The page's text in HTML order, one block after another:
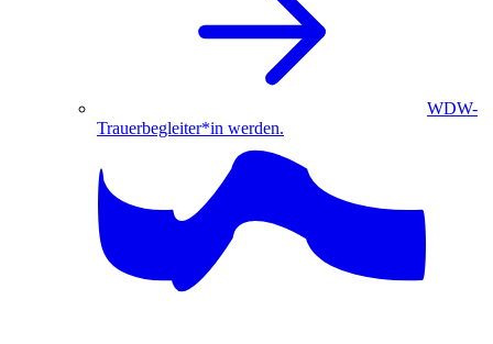
WDW-
Trauerbegleiter*in werden.